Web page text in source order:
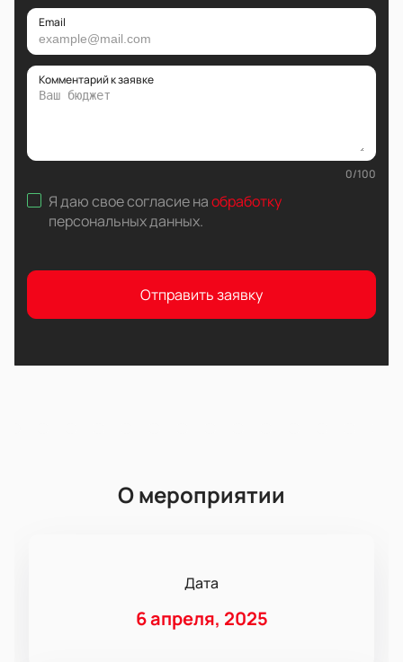
Email
Комментарий к заявке
0/100
Я даю свое согласие наобработку
персональных данных.
Отправить заявку
О мероприятии
Дата
6 апреля, 2025